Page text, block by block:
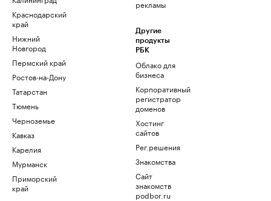
Краснодарский
край
Нижний
Новгород
Пермский край
Ростов-на-Дону
Татарстан
Тюмень
Черноземье
Кавказ
Карелия
Мурманск
Приморский
край
рекламы
Другие
продукты
РБК
Облако для
бизнеса
Корпоративный
регистратор
доменов
Хостинг
сайтов
Рег.решения
Знакомства
Сайт
знакомств
podbor.ru